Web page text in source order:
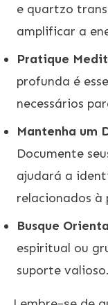
e quartzo
amplificar a
Pratique
profunda é
necessários
Mantenha um
Documente
ajudará a
relacionados à
Busque
espiritual ou
suporte valioso.